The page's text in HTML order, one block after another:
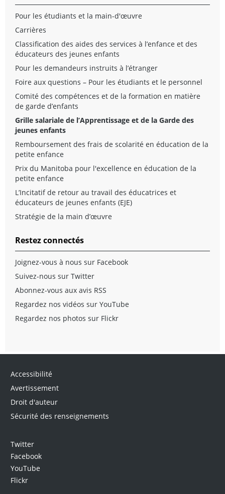
Pour les étudiants et la main-d'œuvre
Carrières
Classification des aides des services à l’enfance et des
éducateurs des jeunes enfants
Pour les demandeurs instruits à l’étranger
Foire aux questions – Pour les étudiants et le personnel
Comité des compétences et de la formation en matière
de garde d’enfants
Grille salariale de l’Apprentissage et de la Garde des
jeunes enfants
Remboursement des frais de scolarité en éducation de la
petite enfance
Prix du Manitoba pour l'excellence en éducation de la
petite enfance
L’Incitatif de retour au travail des éducatrices et
éducateurs de jeunes enfants (EJE)
Stratégie de la main d’œuvre
Restez connectés
Joignez-vous à nous sur Facebook
Suivez-nous sur Twitter
Abonnez-vous aux avis RSS
Regardez nos vidéos sur YouTube
Regardez nos photos sur Flickr
Accessibilité
Avertissement
Droit d'auteur
Sécurité des renseignements
Twitter
Facebook
YouTube
Flickr